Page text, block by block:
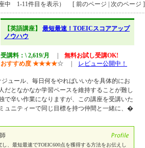
中 1-11件目を表示） [ 前のページ | 次のページ ]
【英語講座】 最短最速！TOEICスコアアップ
ノウハウ
受講料：\ 2,619/月
無料お試し受講OK!
おすすめ度 ★★★★☆ レビュー公開中！
ュール、毎日何をやればいいかを具体的にお
だとなかなか学習ペースを維持することが難し
で辛い作業になりますが、この講座を受講いた
ュニティーで同じ目標を持つ仲間と一緒に、�
、最短最速でTOEIC600点を獲得する方法をお伝えし